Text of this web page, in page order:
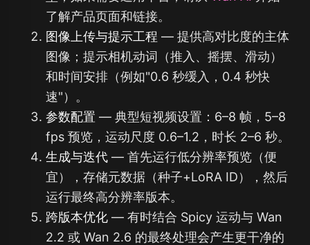
了解产品页面和链接。
图像上传与提示工程 — 提供高对比度的主体
图像；提示相机动词（推入、摇摆、滑动）
和时间安排（例如"0.6 秒缓入，0.4 秒快
速"）。
参数配置 — 典型短视频设置：6–8 帧，5–8
fps 预览，运动尺度 0.6–1.2，时长 2–6 秒。
生成与迭代— 首先运行低分辨率预览（便
宜），存储元数据（种子+LoRA ID），然后
运行最终高分辨率版本。
跨版本优化— 有时结合 Spicy 运动与 Wan
2.2 或 Wan 2.6 的最终处理会产生更干净的